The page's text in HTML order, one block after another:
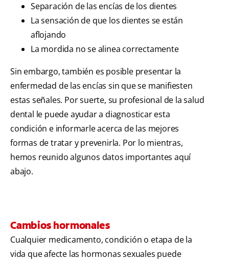
Separación de las encías de los dientes
La sensación de que los dientes se están
aflojando
La mordida no se alinea correctamente
Sin embargo, también es posible presentar la
enfermedad de las encías sin que se manifiesten
estas señales. Por suerte, su profesional de la salud
dental le puede ayudar a diagnosticar esta
condición e informarle acerca de las mejores
formas de tratar y prevenirla. Por lo mientras,
hemos reunido algunos datos importantes aquí
abajo.
Cambios hormonales
Cualquier medicamento, condición o etapa de la
vida que afecte las hormonas sexuales puede